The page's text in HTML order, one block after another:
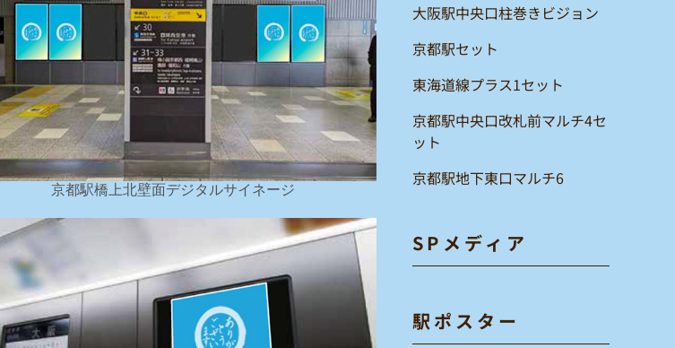
京都駅橋上北壁面デジタルサイネージ
大阪駅中央口柱巻きビジョン
京都駅セット
東海道線プラス1セット
京都駅中央口改札前マルチ4セ
ット
京都駅地下東口マルチ6
SPメディア
駅ポスター